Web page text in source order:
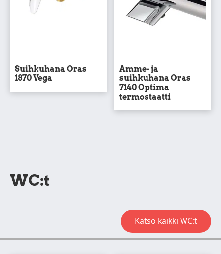
Suihkuhana Oras
1870 Vega
Amme- ja
suihkuhana Oras
7140 Optima
termostaatti
WC:t
Katso kaikki WC:t